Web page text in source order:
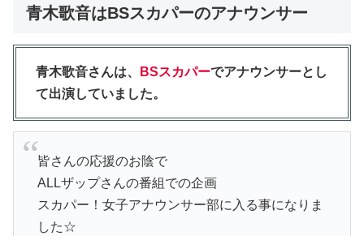
青木歌音はBSスカパーのアナウンサー
青木歌音さんは、 BSスカパーでアナウンサーとし
て出演していました。
皆さんの応援のお陰で
ALLザップさんの番組での企画
スカパー！女子アナウンサー部に入る事になりま
した☆